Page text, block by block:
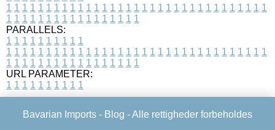
1 1 1 1 1 1 1 1 1 1 1 1 1 1 1 1 1 1 1 1 1 1 1 1 1 1 1 1 1 1 1 1 1
1 1 1 1 1 1 1 1 1 1 1 1 1 1 1 1 1
PARALLELS:
1 1 1 1 1 1 1 1 1 1
1 1 1 1 1 1 1 1 1 1 1 1 1 1 1 1 1 1 1 1 1 1 1 1 1 1 1 1 1 1 1 1 1
1 1 1 1 1 1 1 1 1 1 1 1 1 1 1 1 1
URL PARAMETER:
1 1 1 1 1 1 1 1 1 1
Bavarian Imports - Blog - Alle rettigheder forbeholdes